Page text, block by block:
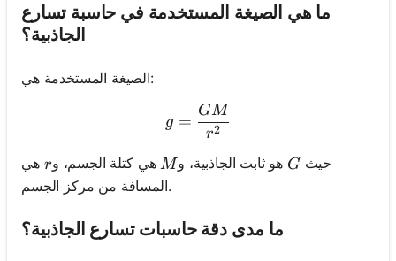
ما هي الصيغة المستخدمة في حاسبة تسارع
الجاذبية؟
الصيغة المستخدمة هي:
g = \frac{GM}{r^2}
g =
r2
GM
حيثG
G هو ثابت الجاذبية، وM
M هي كتلة الجسم، وr
r هي
المسافة من مركز الجسم.
ما مدى دقة حاسبات تسارع الجاذبية؟